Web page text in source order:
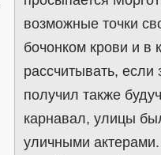
возможные точки
бочонком крови и
рассчитывать,
получил также
карнавал, улицы
уличными